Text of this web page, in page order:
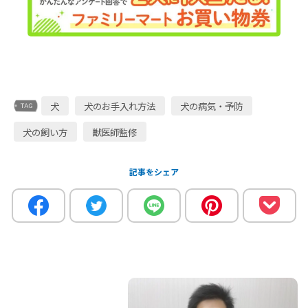
犬 犬のお手入れ方法
犬の病気・予防
犬の飼い方
獣医師監修
記事をシェア